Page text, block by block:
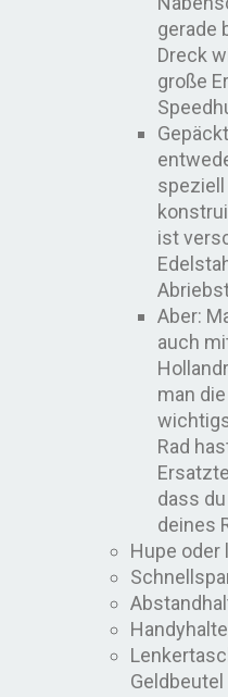
gerade
Dreck
große
speziell
ist
Aber:
auch
man
Rad
dass
deines
Hupe oder
Geldbeutel